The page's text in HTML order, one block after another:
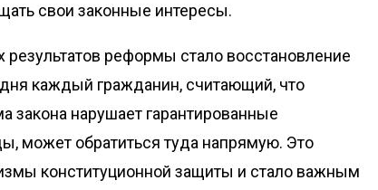
свои законные интересы.
реформы стало восстановление
каждый гражданин, считающий, что
закона нарушает гарантированные
может обратиться туда напрямую. Это
конституционной защиты и стало важным